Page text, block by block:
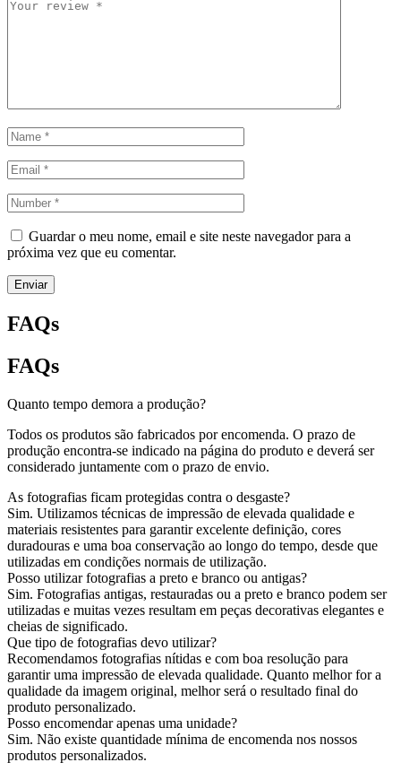
Guardar o meu nome, email e site neste navegador para a
próxima vez que eu comentar.
Enviar
FAQs
FAQs
Quanto tempo demora a produção?
Todos os produtos são fabricados por encomenda. O prazo de
produção encontra-se indicado na página do produto e deverá ser
considerado juntamente com o prazo de envio.
As fotografias ficam protegidas contra o desgaste?
Sim. Utilizamos técnicas de impressão de elevada qualidade e
materiais resistentes para garantir excelente definição, cores
duradouras e uma boa conservação ao longo do tempo, desde que
utilizadas em condições normais de utilização.
Posso utilizar fotografias a preto e branco ou antigas?
Sim. Fotografias antigas, restauradas ou a preto e branco podem ser
utilizadas e muitas vezes resultam em peças decorativas elegantes e
cheias de significado.
Que tipo de fotografias devo utilizar?
Recomendamos fotografias nítidas e com boa resolução para
garantir uma impressão de elevada qualidade. Quanto melhor for a
qualidade da imagem original, melhor será o resultado final do
produto personalizado.
Posso encomendar apenas uma unidade?
Sim. Não existe quantidade mínima de encomenda nos nossos
produtos personalizados.